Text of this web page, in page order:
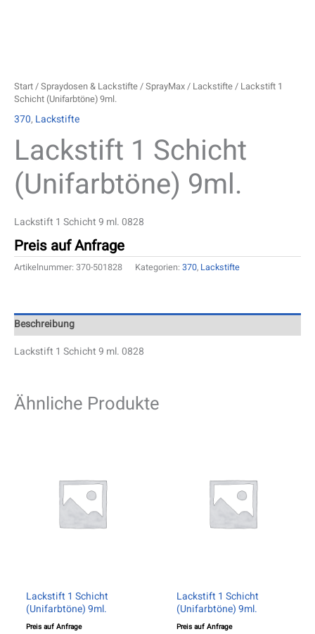
Start/Spraydosen & Lackstifte/SprayMax/ Lackstifte/ Lackstift 1
Schicht (Unifarbtöne) 9ml.
370, Lackstifte
Lackstift 1 Schicht
(Unifarbtöne) 9ml.
Lackstift 1 Schicht 9 ml. 0828
Preis auf Anfrage
Artikelnummer: 370-501828 Kategorien: 370, Lackstifte
Beschreibung
Lackstift 1 Schicht 9 ml. 0828
Ähnliche Produkte
Lackstift 1 Schicht
(Unifarbtöne) 9ml.
Preis auf Anfrage
Lackstift 1 Schicht
(Unifarbtöne) 9ml.
Preis auf Anfrage